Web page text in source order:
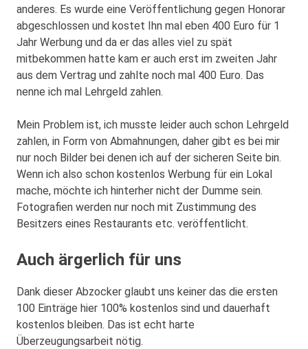
anderes. Es wurde eine Veröffentlichung gegen Honorar
abgeschlossen und kostet Ihn mal eben 400 Euro für 1
Jahr Werbung und da er das alles viel zu spät
mitbekommen hatte kam er auch erst im zweiten Jahr
aus dem Vertrag und zahlte noch mal 400 Euro. Das
nenne ich mal Lehrgeld zahlen.
Mein Problem ist, ich musste leider auch schon Lehrgeld
zahlen, in Form von Abmahnungen, daher gibt es bei mir
nur noch Bilder bei denen ich auf der sicheren Seite bin.
Wenn ich also schon kostenlos Werbung für ein Lokal
mache, möchte ich hinterher nicht der Dumme sein.
Fotografien werden nur noch mit Zustimmung des
Besitzers eines Restaurants etc. veröffentlicht.
Auch ärgerlich für uns
Dank dieser Abzocker glaubt uns keiner das die ersten
100 Einträge hier 100% kostenlos sind und dauerhaft
kostenlos bleiben. Das ist echt harte
Überzeugungsarbeit nötig.